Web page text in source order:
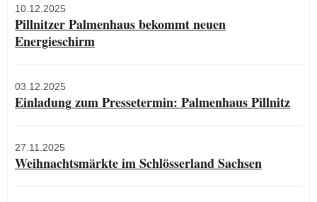
10.12.2025
Pillnitzer Palmenhaus bekommt neuen
Energieschirm
03.12.2025
Einladung zum Pressetermin: Palmenhaus Pillnitz
27.11.2025
Weihnachtsmärkte im Schlösserland Sachsen